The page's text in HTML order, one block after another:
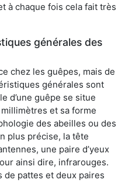
à chaque fois cela fait très
générales des
chez les guêpes, mais de
générales sont
d’une guêpe se situe
et sa forme
des abeilles ou des
plus précise, la tête
une paire d’yeux
ainsi dire, infrarouges.
de pattes et deux paires